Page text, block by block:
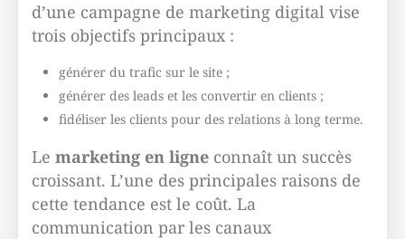
d’une campagne de marketing digital vise
trois objectifs principaux :
générer du trafic sur le site ;
générer des leads et les convertir en clients ;
fidéliser les clients pour des relations à long terme.
Le marketing en ligne connaît un succès
croissant. L’une des principales raisons de
cette tendance est le coût. La
communication par les canaux